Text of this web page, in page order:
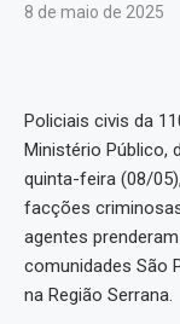
8 de maio de 2025
Policiais civis da
Ministério Público,
quinta-feira (08/
facções
agentes
comunidades São
na Região Serrana.